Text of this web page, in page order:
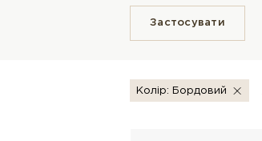
Застосувати
Колір: Бордовий